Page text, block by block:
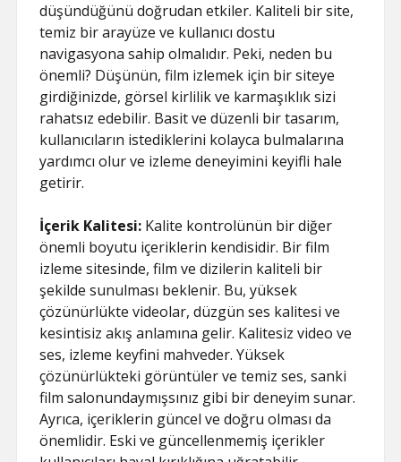
düşündüğünü doğrudan etkiler. Kaliteli bir site,
temiz bir arayüze ve kullanıcı dostu
navigasyona sahip olmalıdır. Peki, neden bu
önemli? Düşünün, film izlemek için bir siteye
girdiğinizde, görsel kirlilik ve karmaşıklık sizi
rahatsız edebilir. Basit ve düzenli bir tasarım,
kullanıcıların istediklerini kolayca bulmalarına
yardımcı olur ve izleme deneyimini keyifli hale
getirir.
İçerik Kalitesi: Kalite kontrolünün bir diğer
önemli boyutu içeriklerin kendisidir. Bir film
izleme sitesinde, film ve dizilerin kaliteli bir
şekilde sunulması beklenir. Bu, yüksek
çözünürlükte videolar, düzgün ses kalitesi ve
kesintisiz akış anlamına gelir. Kalitesiz video ve
ses, izleme keyfini mahveder. Yüksek
çözünürlükteki görüntüler ve temiz ses, sanki
film salonundaymışsınız gibi bir deneyim sunar.
Ayrıca, içeriklerin güncel ve doğru olması da
önemlidir. Eski ve güncellenmemiş içerikler